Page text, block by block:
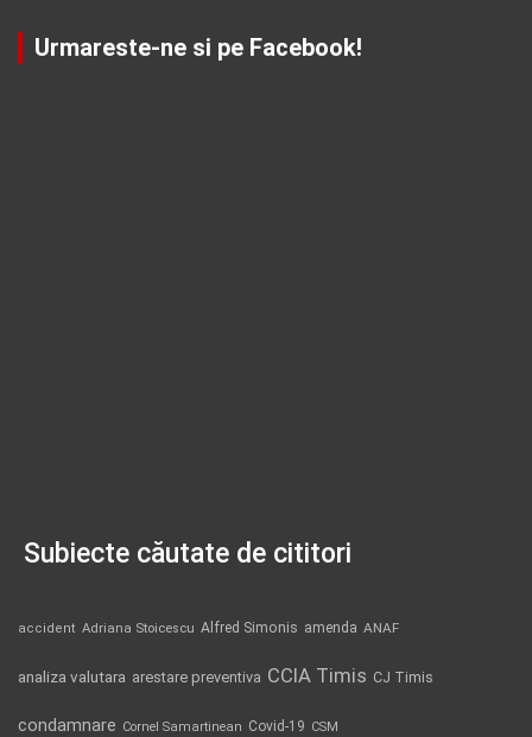
Urmareste-ne si pe Facebook!
Subiecte căutate de cititori
accident Adriana Stoicescu Alfred Simonis amenda ANAF
analiza valutara arestare preventiva CCIA Timis CJ Timis
condamnare Cornel Samartinean Covid-19 CSM